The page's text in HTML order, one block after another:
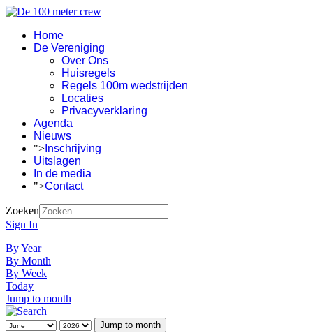
Home
De Vereniging
Over Ons
Huisregels
Regels 100m wedstrijden
Locaties
Privacyverklaring
Agenda
Nieuws
"> Inschrijving
Uitslagen
In de media
">Contact
Zoeken
Sign In
By Year
By Month
By Week
Today
Jump to month
Jump to month